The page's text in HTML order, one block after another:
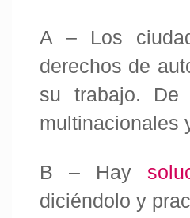
A – Los
derechos de
su trabajo.
multinacionales
B – Hay
diciéndolo y